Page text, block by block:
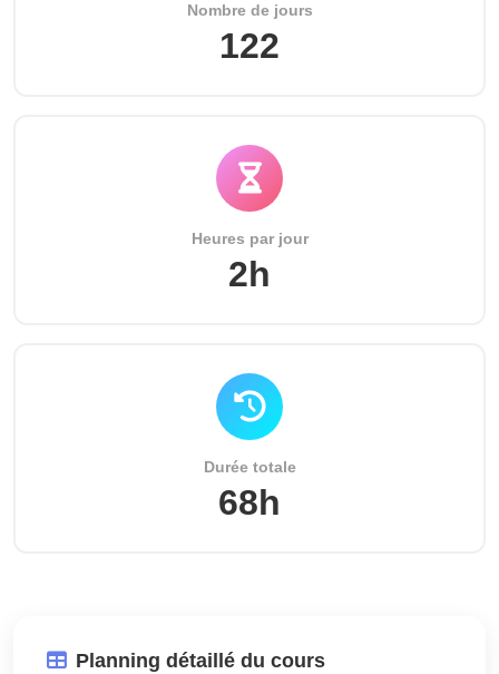
Nombre de jours
122
Heures par jour
2h
Durée totale
68h
Planning détaillé du cours